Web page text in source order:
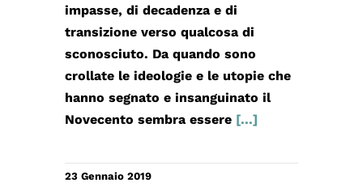
impasse, di decadenza e di
transizione verso qualcosa di
sconosciuto. Da quando sono
crollate le ideologie e le utopie che
hanno segnato e insanguinato il
Novecento sembra essere [...]
23 Gennaio 2019